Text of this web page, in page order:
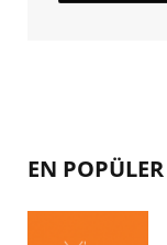
EN POPÜLER